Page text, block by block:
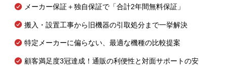
メーカー保証＋独自保証で「合計2年間無料保証」
搬入・設置工事から旧機器の引取処分まで一挙解決
特定メーカーに偏らない、最適な機種の比較提案
顧客満足度3冠達成！通販の利便性と対面サポートの安